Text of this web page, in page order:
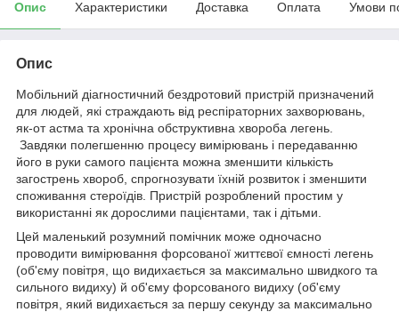
Опис Характеристики Доставка Оплата Умови
Опис
Мобільний діагностичний бездротовий пристрій призначений
для людей, які страждають від респіраторних захворювань,
як-от астма та хронічна обструктивна хвороба легень.
Завдяки полегшенню процесу вимірювань і передаванню
його в руки самого пацієнта можна зменшити кількість
загострень хвороб, спрогнозувати їхній розвиток і зменшити
споживання стероїдів. Пристрій розроблений простим у
використанні як дорослими пацієнтами, так і дітьми.
Цей маленький розумний помічник може одночасно
проводити вимірювання форсованої життєвої ємності легень
(об'єму повітря, що видихається за максимально швидкого та
сильного видиху) й об'єму форсованого видиху (об'єму
повітря, який видихається за першу секунду за максимально